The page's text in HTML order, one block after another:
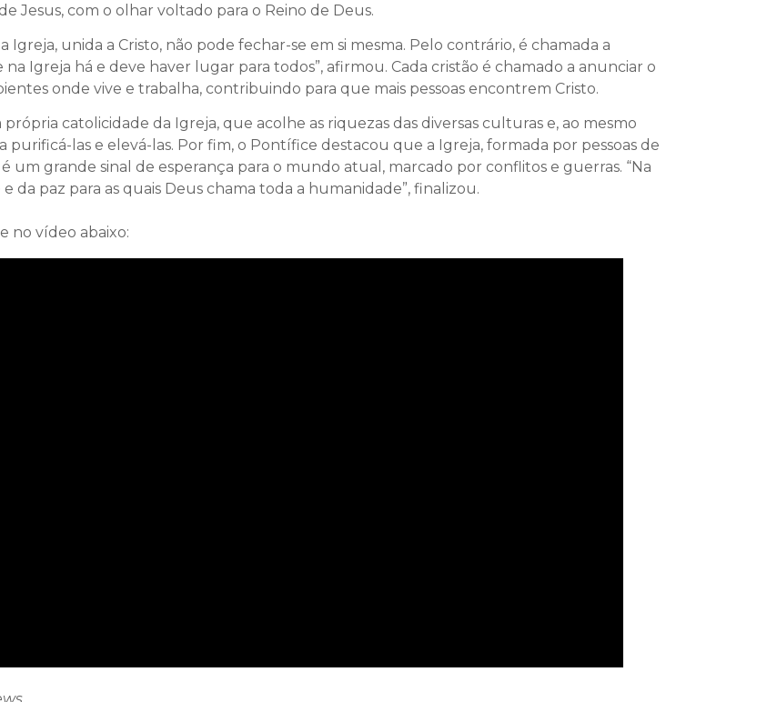
Jesus, com o olhar voltado para o Reino de Deus.
unida a Cristo, não pode fechar-se em si mesma. Pelo contrário, é chamada a
Igreja há e deve haver lugar para todos”, afirmou. Cada cristão é chamado a anunciar o
onde vive e trabalha, contribuindo para que mais pessoas encontrem Cristo.
catolicidade da Igreja, que acolhe as riquezas das diversas culturas e, ao mesmo
las e elevá-las. Por fim, o Pontífice destacou que a Igreja, formada por pessoas de
um grande sinal de esperança para o mundo atual, marcado por conflitos e guerras. “Na
da paz para as quais Deus chama toda a humanidade”, finalizou.
no vídeo abaixo: